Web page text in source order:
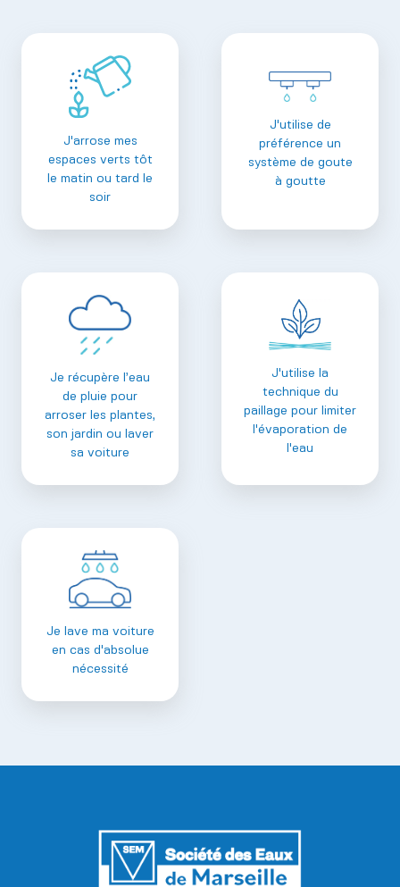
J'arrose mes
espaces verts tôt
le matin ou tard le
soir
J'utilise de
préférence un
système de goute
à goutte
Je récupère l’eau
de pluie pour
arroser les plantes,
son jardin ou laver
sa voiture
J'utilise la
technique du
paillage pour limiter
l'évaporation de
l'eau
Je lave ma voiture
en cas d'absolue
nécessité